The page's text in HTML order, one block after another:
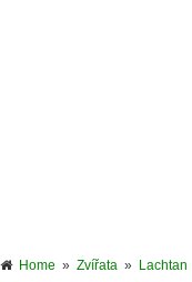
Home » Zvířata » Lachtan